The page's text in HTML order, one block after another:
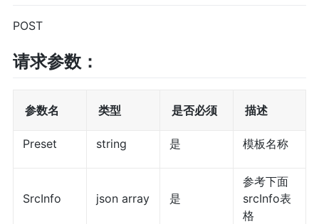
POST
请求参数：
参数名 类型 是否必须 描述
Preset string 是 模板名称
SrcInfo json array 是
参考下面
srcInfo表
格